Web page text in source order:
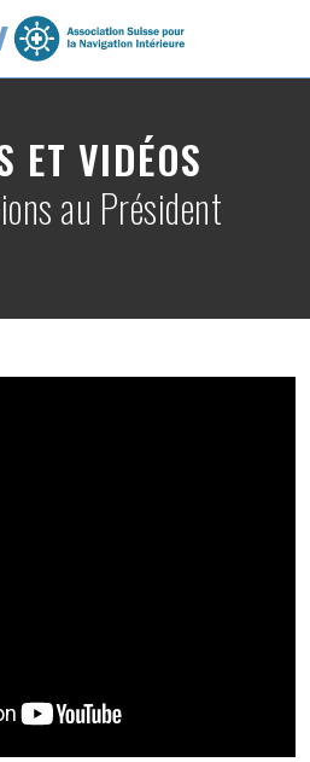
ET VIDÉOS
au Président